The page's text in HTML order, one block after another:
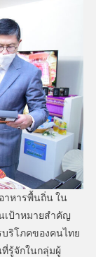
หารพื้นถิ่น ใน
เป้าหมายสำคัญ
ริโภคของคนไทย
รู้จักในกลุ่มผู้